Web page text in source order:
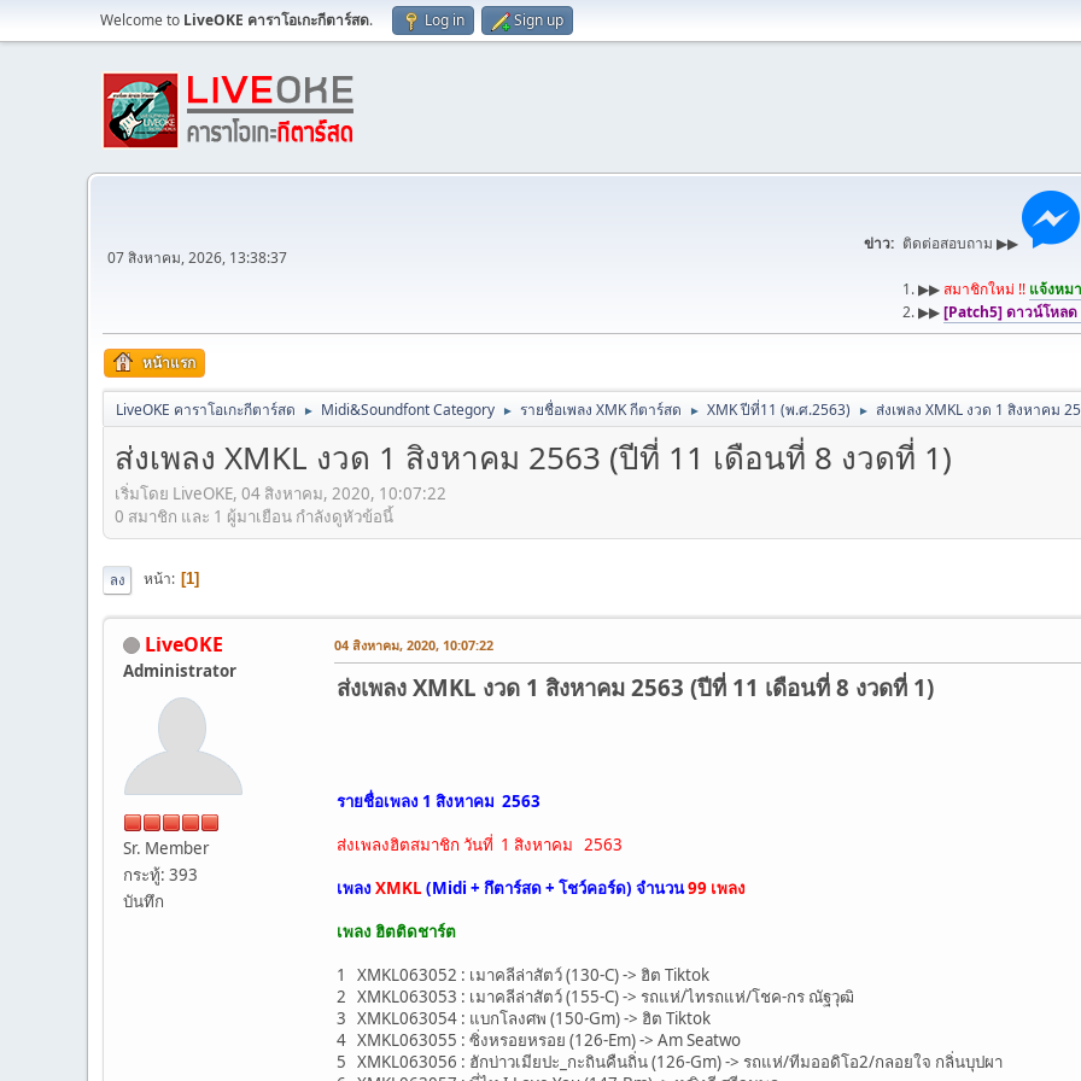
Welcome to LiveOKE คาราโอเกะกีตาร์สด. Log in Sign up
07 สิงหาคม, 2026, 13:38:37
ข่าว: ติดต่อสอบถาม ▶▶
1. ▶▶สมาชิกใหม่ !! แจ้งหม
2. ▶▶[Patch5] ดาวน์โหลด
หน้าแรก
LiveOKE คาราโอเกะกีตาร์สด ► Midi&Soundfont Category ► รายชื่อเพลง XMK กีตาร์สด ► XMK ปีที่11 (พ.ศ.2563) ► ส่งเพลง XMKL งวด 1 สิงหาคม
ส่งเพลง XMKL งวด 1 สิงหาคม 2563 (ปีที่ 11 เดือนที่ 8 งวดที่ 1)
เริ่มโดย LiveOKE, 04 สิงหาคม, 2020, 10:07:22
0 สมาชิก และ 1 ผู้มาเยือน กำลังดูหัวข้อนี้
ลง หน้า 1
LiveOKE
Administrator
Sr. Member
กระทู้: 393
บันทึก
04 สิงหาคม, 2020, 10:07:22
ส่งเพลง XMKL งวด 1 สิงหาคม 2563 (ปีที่ 11 เดือนที่ 8 งวดที่ 1)
รายชื่อเพลง 1 สิงหาคม 2563
ส่งเพลงฮิตสมาชิก วันที่ 1 สิงหาคม 2563
เพลง XMKL (Midi + กึตาร์สด + โชว์คอร์ด) จำนวน99 เพลง
เพลง ฮิตติดชาร์ต
1 XMKL063052 : เมาคลีล่าสัตว์ (130-C) -> ฮิต Tiktok
2 XMKL063053 : เมาคลีล่าสัตว์ (155-C) -> รถแห่/ไทรถแห่/โชค-กร ณัฐวุฒิ
3 XMKL063054 : แบกโลงศพ (150-Gm) -> ฮิต Tiktok
4 XMKL063055 : ซิ่งหรอยหรอย (126-Em) -> Am Seatwo
5 XMKL063056 : ฮักบ่าวเมียปะ_กะถินคืนถิ่น (126-Gm) -> รถแห่/ทีมออดิโอ2/กลอยใจ กลิ่นบุปผา